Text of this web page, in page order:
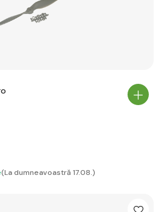
(La dumneavoastră 17.08.)